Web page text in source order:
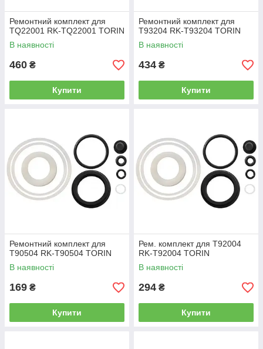
Ремонтний комплект для
TQ22001 RK-TQ22001 TORIN
В наявності
460 ₴
Купити
Ремонтний комплект для
T93204 RK-T93204 TORIN
В наявності
434 ₴
Купити
Ремонтний комплект для
T90504 RK-T90504 TORIN
В наявності
169 ₴
Купити
Рем. комплект для T92004
RK-T92004 TORIN
В наявності
294 ₴
Купити